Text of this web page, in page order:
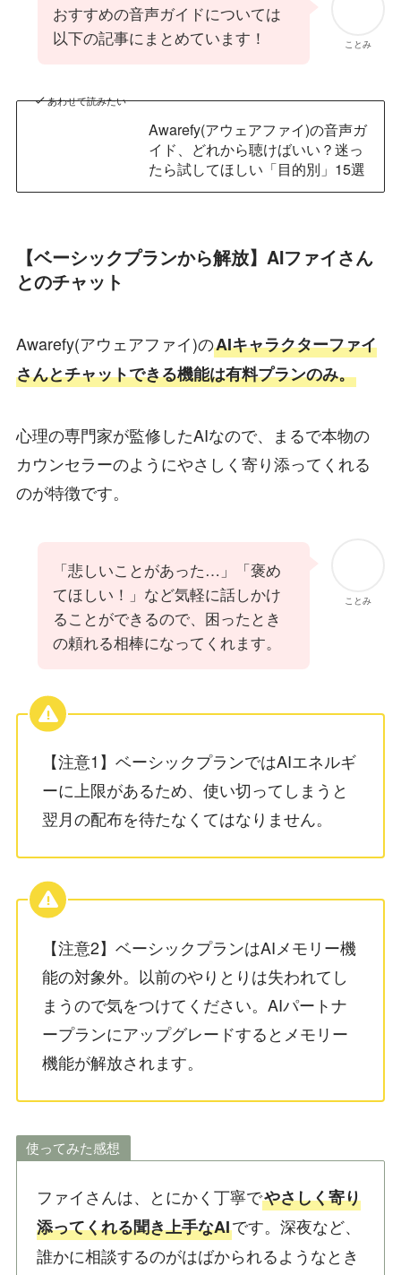
ことみ
おすすめの音声ガイドについては
以下の記事にまとめています！
あわせて読みたい
Awarefy(アウェアファイ)の音声ガ
イド、どれから聴けばいい？迷っ
たら試してほしい「目的別」15選
【ベーシックプランから解放】AIファイさん
とのチャット
Awarefy(アウェアファイ)のAIキャラクターファイ
さんとチャットできる機能は有料プランのみ。
心理の専門家が監修したAIなので、まるで本物の
カウンセラーのようにやさしく寄り添ってくれる
のが特徴です。
ことみ
「悲しいことがあった…」「褒め
てほしい！」など気軽に話しかけ
ることができるので、困ったとき
の頼れる相棒になってくれます。
【注意1】ベーシックプランではAIエネルギ
ーに上限があるため、使い切ってしまうと
翌月の配布を待たなくてはなりません。
【注意2】ベーシックプランはAIメモリー機
能の対象外。以前のやりとりは失われてし
まうので気をつけてください。AIパートナ
ープランにアップグレードするとメモリー
機能が解放されます。
使ってみた感想
ファイさんは、とにかく丁寧でやさしく寄り
添ってくれる聞き上手なAIです。深夜など、
誰かに相談するのがはばかられるようなとき